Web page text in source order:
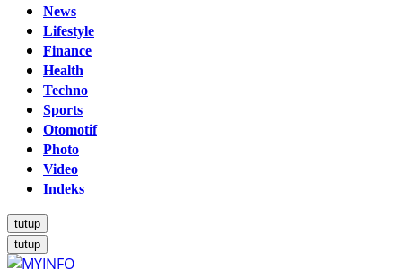
News
Lifestyle
Finance
Health
Techno
Sports
Otomotif
Photo
Video
Indeks
tutup
tutup